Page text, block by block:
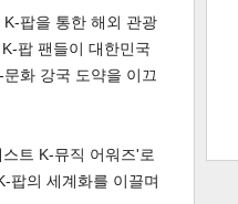
팝을 통한 해외 관광
팝 팬들이 대한민국
화 강국 도약을 이끄
트 K-뮤직 어워즈'로
팝의 세계화를 이끌며